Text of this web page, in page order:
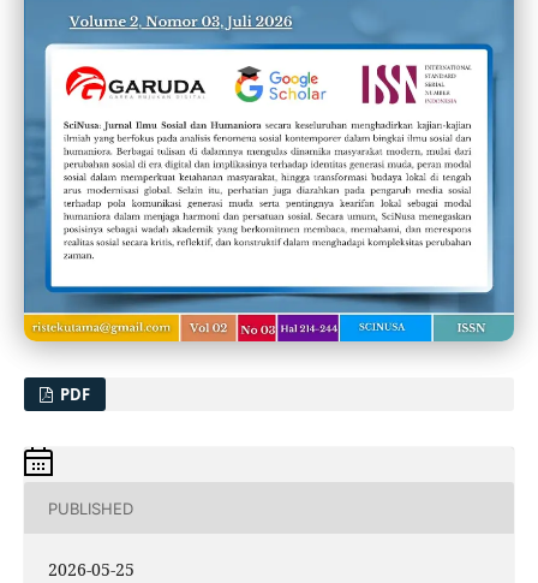
PDF
PUBLISHED
2026-05-25